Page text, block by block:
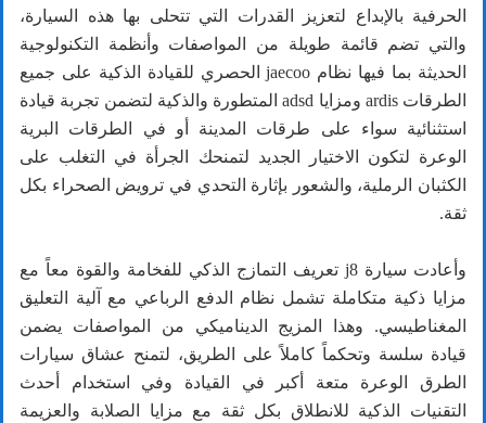
الحرفية بالإبداع لتعزيز القدرات التي تتحلى بها هذه السيارة،
والتي تضم قائمة طويلة من المواصفات وأنظمة التكنولوجية
الحديثة بما فيها نظام jaecoo الحصري للقيادة الذكية على جميع
الطرقات ardis ومزايا adsd المتطورة والذكية لتضمن تجربة قيادة
استثنائية سواء على طرقات المدينة أو في الطرقات البرية
الوعرة لتكون الاختيار الجديد لتمنحك الجرأة في التغلب على
الكثبان الرملية، والشعور بإثارة التحدي في ترويض الصحراء بكل
ثقة.
وأعادت سيارة j8 تعريف التمازج الذكي للفخامة والقوة معاً مع
مزايا ذكية متكاملة تشمل نظام الدفع الرباعي مع آلية التعليق
المغناطيسي. وهذا المزيج الديناميكي من المواصفات يضمن
قيادة سلسة وتحكماً كاملاً على الطريق، لتمنح عشاق سيارات
الطرق الوعرة متعة أكبر في القيادة وفي استخدام أحدث
التقنيات الذكية للانطلاق بكل ثقة مع مزايا الصلابة والعزيمة